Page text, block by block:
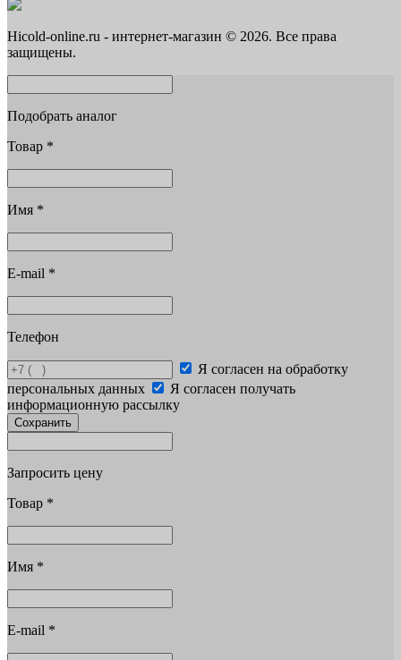
Hicold-online.ru - интернет-магазин © 2026. Все права
защищены.
Подобрать аналог
Товар *
Имя *
E-mail *
Телефон
Я согласен на обработку
персональных данных
Я согласен получать
информационную рассылку
Сохранить
Запросить цену
Товар *
Имя *
E-mail *